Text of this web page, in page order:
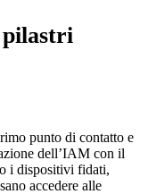
punto di contatto e
dell’IAM con il
i dispositivi fidati,
accedere alle